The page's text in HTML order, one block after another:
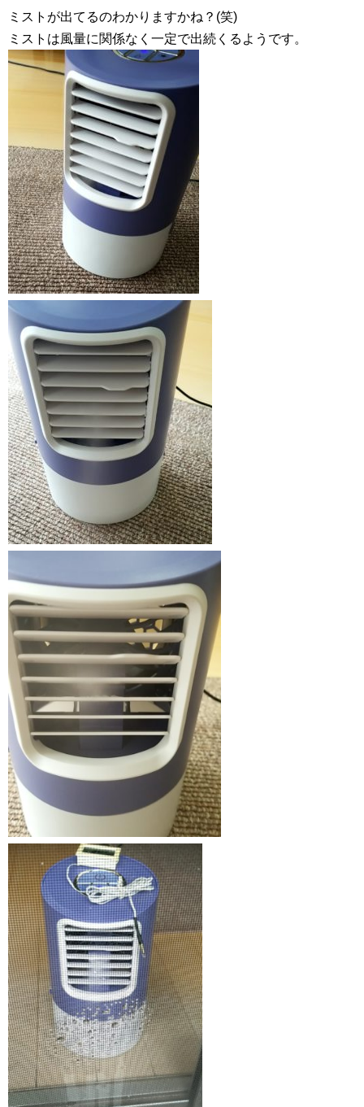
ミストが出てるのわかりますかね？(笑)
ミストは風量に関係なく一定で出続くるようです。